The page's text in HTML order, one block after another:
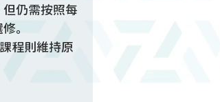
仍需按照每
。
程則維持原